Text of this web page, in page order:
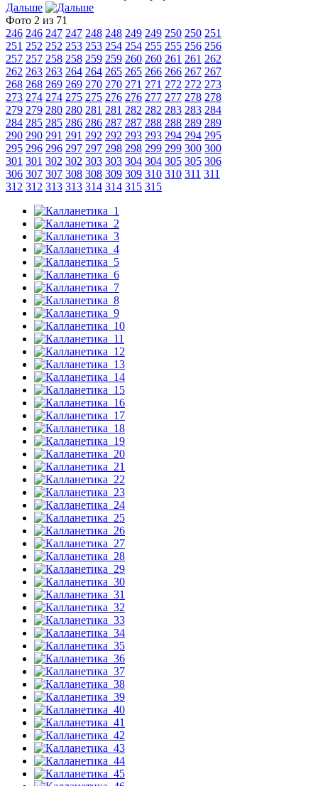
Дальше
Фото 2 из 71
246 246 247 247 248 248 249 249 250 250 251
251 252 252 253 253 254 254 255 255 256 256
257 257 258 258 259 259 260 260 261 261 262
262 263 263 264 264 265 265 266 266 267 267
268 268 269 269 270 270 271 271 272 272 273
273 274 274 275 275 276 276 277 277 278 278
279 279 280 280 281 281 282 282 283 283 284
284 285 285 286 286 287 287 288 288 289 289
290 290 291 291 292 292 293 293 294 294 295
295 296 296 297 297 298 298 299 299 300 300
301 301 302 302 303 303 304 304 305 305 306
306 307 307 308 308 309 309 310 310 311 311
312 312 313 313 314 314 315 315